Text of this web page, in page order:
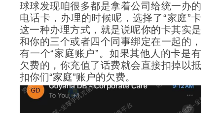
球球发现咱很多都是拿着公司给统一办的
电话卡，办理的时候呢，选择了“家庭”卡
这一种办理方式，就是说呢你的卡其实是
和你的三个或者四个同事绑定在一起的，
有一个“家庭账户”。如果其他人的卡是有
欠费的，你充值了话费就会直接扣掉以抵
扣你们“家庭”账户的欠费。